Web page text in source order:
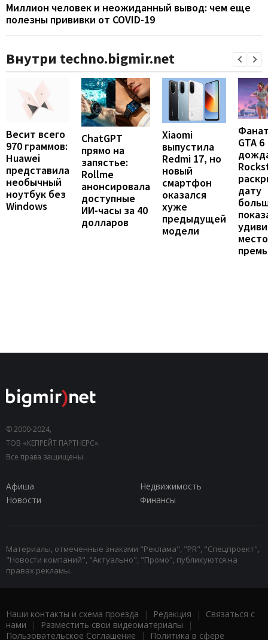
Миллион человек и неожиданный вывод: чем еще
полезны прививки от COVID-19
Внутри techno.bigmir.net
Весит всего
970 граммов:
Huawei
представила
необычный
ноутбук без
Windows
ChatGPT
прямо на
запястье:
Rollme
анонсировала
доступные
ИИ-часы за 40
долларов
Xiaomi
выпустила
Redmi 17, но
новый
смартфон
оказался
хуже
предыдущей
модели
GTA 6
дату
© 2000-2024,
ТОВ «КЕПРЕЙТ ПАРТНЕРС».
Все права защищены.
Афиша
Недвижимость
Новости
Финансы
Материалы, отмеченные знаками "Реклама", "PR", "Спецпроект",
"Новости компаний", "Актуально", "Промо", публикуются на
правах рекламы.
Наши контакты и схема проезда | Редакция | Связаться с
нами | Разместить свои видеоматериалы |
Пользовательское Соглашение | Политика в сфере